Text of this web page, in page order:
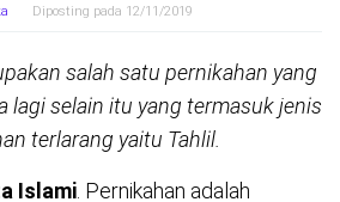
Diposting pada 12/11/2019
salah satu pernikahan yang
lagi selain itu yang termasuk jenis
terlarang yaitu Tahlil.
Islami . Pernikahan adalah